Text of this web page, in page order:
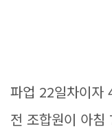
파업 22일차이자
전 조합원이 아침